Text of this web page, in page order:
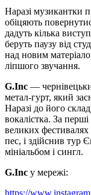
Наразі музикантки
обіцяють
дадуть кілька
беруть паузу від
над новим
ліпшого звучання.
G.Inc —
метал-гурт, який
Наразі до його
вокалістка. За
великих
пес, і здійснив тур
мініальбом і сингл.
G.Inc у мережі:
https://